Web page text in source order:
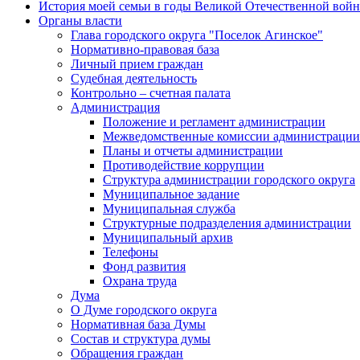
История моей семьи в годы Великой Отечественной
Органы власти
Глава городского округа "Поселок Агинское"
Нормативно-правовая база
Личный прием граждан
Судебная деятельность
Контрольно – счетная палата
Администрация
Положение и регламент администрации
Межведомственные комиссии администрации
Планы и отчеты администрации
Противодействие коррупции
Структура администрации городского округа
Муниципальное задание
Муниципальная служба
Структурные подразделения администрации
Муниципальный архив
Телефоны
Фонд развития
Охрана труда
Дума
О Думе городского округа
Нормативная база Думы
Состав и структура думы
Обращения граждан